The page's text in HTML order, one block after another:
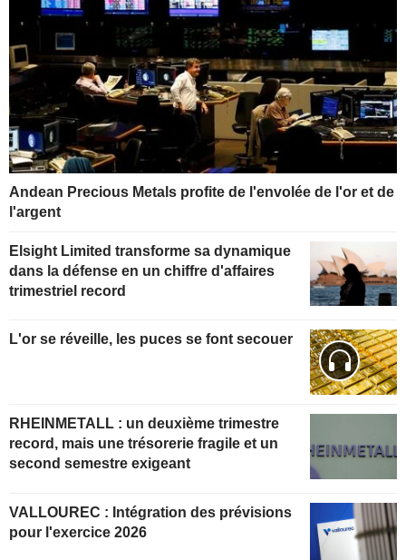
Andean Precious Metals profite de l'envolée de l'or et de
l'argent
Elsight Limited transforme sa dynamique
dans la défense en un chiffre d'affaires
trimestriel record
L'or se réveille, les puces se font secouer
RHEINMETALL : un deuxième trimestre
record, mais une trésorerie fragile et un
second semestre exigeant
VALLOUREC : Intégration des prévisions
pour l'exercice 2026